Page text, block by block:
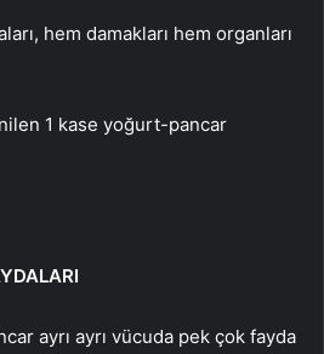
hem damakları hem organları
1 kase yoğurt-pancar
ayrı ayrı vücuda pek çok fayda